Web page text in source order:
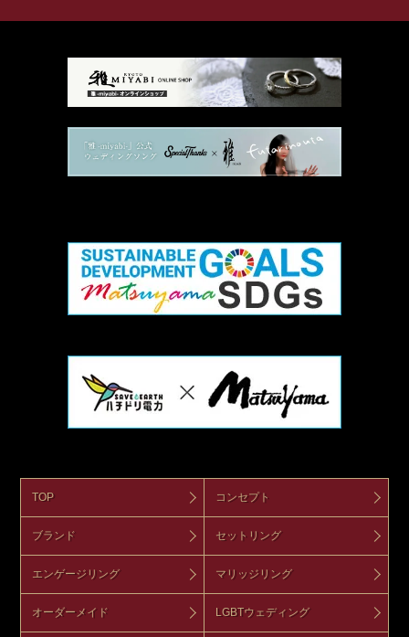
TOP コンセプト
ブランド セットリング
エンゲージリング マリッジリング
オーダーメイド LGBTウェディング